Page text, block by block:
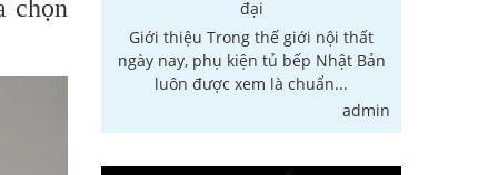
chọn
đại
Giới thiệu Trong thế giới nội thất
ngày nay, phụ kiện tủ bếp Nhật Bản
luôn được xem là chuẩn...
admin